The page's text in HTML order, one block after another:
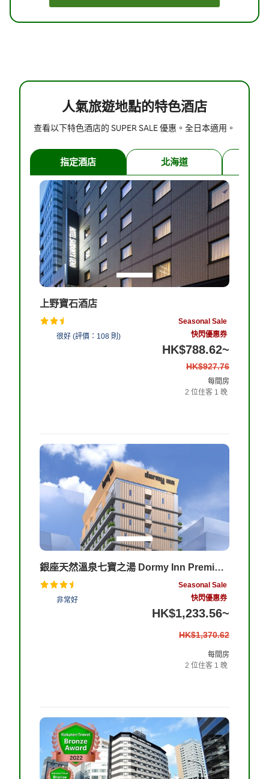
人氣旅遊地點的特色酒店
查看以下特色酒店的 SUPER SALE 優惠。全日本適用。
指定酒店 北海道
上野寶石酒店
很好 (評價： 108 則 )
Seasonal Sale
快閃優惠券
HK$788.62~
HK$927.76
每間房
2 位住客 1 晚
銀座天然溫泉七寶之湯 Dormy Inn Premium 酒店
非常好
Seasonal Sale
快閃優惠券
HK$1,233.56~
HK$1,370.62
每間房
2 位住客 1 晚